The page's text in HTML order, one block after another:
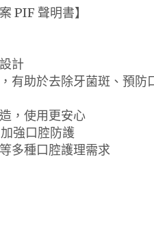
PIF 聲明書】
計
有助於去除牙菌斑、預防
，使用更安心
強口腔防護
多種口腔護理需求